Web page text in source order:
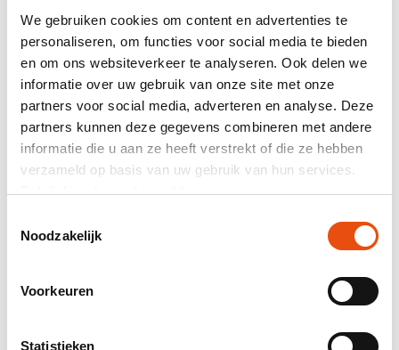
We gebruiken cookies om content en advertenties te
personaliseren, om functies voor social media te bieden
en om ons websiteverkeer te analyseren. Ook delen we
informatie over uw gebruik van onze site met onze
partners voor social media, adverteren en analyse. Deze
partners kunnen deze gegevens combineren met andere
informatie die u aan ze heeft verstrekt of die ze hebben
verzameld op basis van uw gebruik van hun services.
Bekijk hier decookiemelding.
Noodzakelijk
Voorkeuren
Statistieken
Ook zijn ze perfect inzetbaar tijdens acties,
feestdagen en proeverijen. Zo speelt u
eenvoudig in op commerciële momenten en
verhoogt u de waardeperceptie van uw
producten.